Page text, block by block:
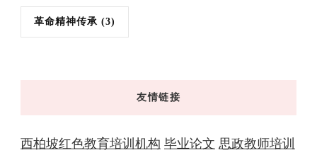
革命精神传承 (3)
友情链接
西柏坡红色教育培训机构 毕业论文 思政教师培训